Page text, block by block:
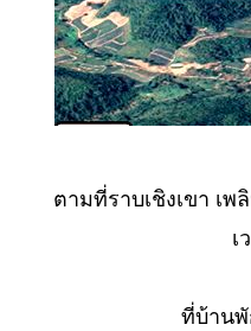
ตามที่ราบเชิงเขา เ
เ
ที่บ้านพั